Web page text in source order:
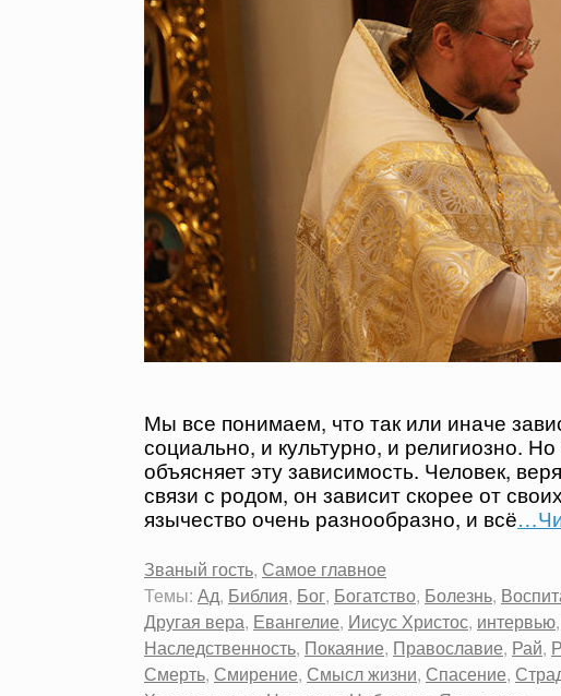
Мы все понимаем, что так или иначе
социально, и культурно, и религиозно.
объясняет эту зависимость. Человек,
связи с родом, он зависит скорее от
язычество очень разнообразно, и всё
Званый гость, Самое главное
Темы: Ад, Библия, Бог, Богатство, Болезнь,
Другая вера, Евангелие, Иисус Христос, интервью,
Наследственность, Покаяние, Православие, Рай,
Смерть, Смирение, Смысл жизни, Спасение,